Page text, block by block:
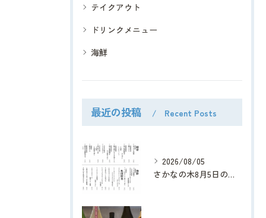
テイクアウト
ドリンクメニュー
海鮮
最近の投稿 Recent Posts
2026/08/05
さかなの木8月5日のメニューです。